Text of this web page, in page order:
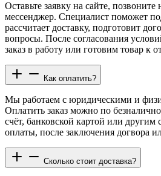
Оставьте заявку на сайте,
мессенджер. Специалист поможет
рассчитает доставку, подготовит
вопросы. После согласования
заказ в работу или готовим товар к
Как оплатить?
Мы работаем с юридическими и
Оплатить заказ можно по
счёт, банковской картой или
оплаты, после заключения догвора
Сколько стоит доставка?